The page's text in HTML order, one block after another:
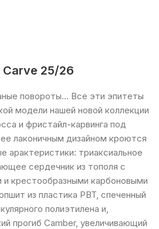
25/26
повороты… Все эти эпитеты
модели нашей новой коллекции
и фристайл-карвинга под
лаконичным дизайном кроются
арактеристики: триаксиальное
сердечник из тополя с
крестообразными карбоновыми
из пластика PBT, спеченный
полиэтилена и,
прогиб Camber, увеличивающий